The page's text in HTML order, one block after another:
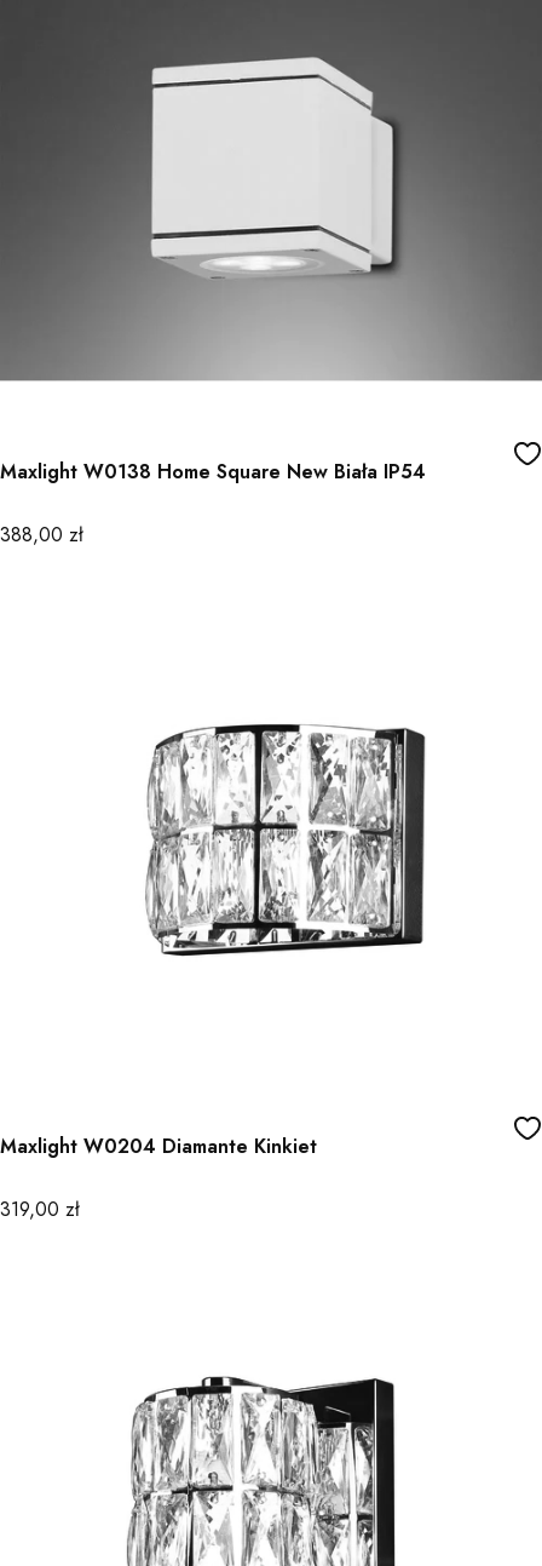
Maxlight W0138 Home Square New Biała IP54
Cena
388,00 zł
Maxlight W0204 Diamante Kinkiet
Cena
319,00 zł